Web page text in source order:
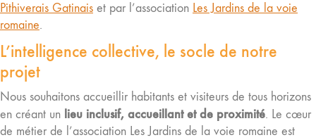
Pithiverais Gatinais et par l’association Les Jardins de la voie
romaine.
L’intelligence collective, le socle de notre
projet
Nous souhaitons accueillir habitants et visiteurs de tous horizons
en créant un lieu inclusif, accueillant et de proximité. Le cœur
de métier de l’association Les Jardins de la voie romaine est